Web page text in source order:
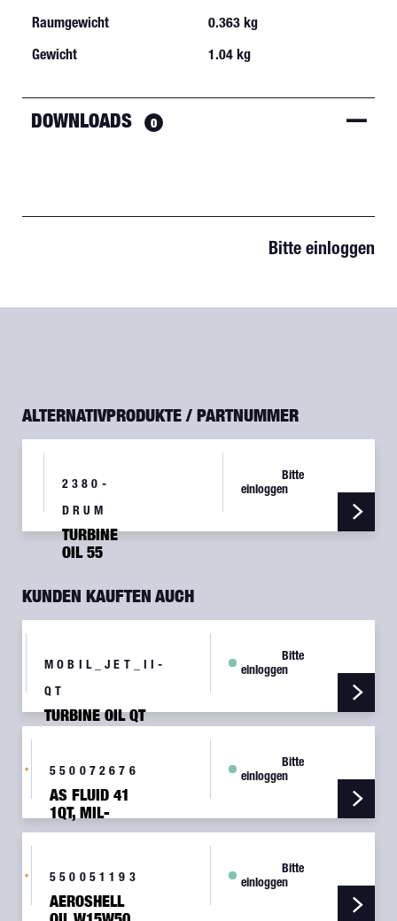
Raumgewicht
0.363 kg
Gewicht
1.04 kg
DOWNLOADS 0
Bitte einloggen
ALTERNATIVPRODUKTE / PARTNUMMER
2380-
DRUM
TURBINE
OIL 55
Bitte
einloggen
KUNDEN KAUFTEN AUCH
MOBIL_JET_II-
QT
TURBINE OIL QT
Bitte
einloggen
550072676
AS FLUID 41
1QT, MIL-
PRF-5606J
Bitte
einloggen
550051193
AEROSHELL
Bitte
einloggen